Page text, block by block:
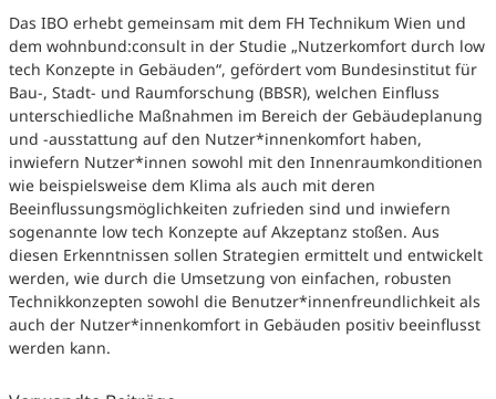
Das IBO erhebt gemeinsam mit dem FH Technikum Wien und
dem wohnbund:consult in der Studie „Nutzerkomfort durch low
tech Konzepte in Gebäuden“, gefördert vom Bundesinstitut für
Bau-, Stadt- und Raumforschung (BBSR), welchen Einfluss
unterschiedliche Maßnahmen im Bereich der Gebäudeplanung
und -ausstattung auf den Nutzer*innenkomfort haben,
inwiefern Nutzer*innen sowohl mit den Innenraumkonditionen
wie beispielsweise dem Klima als auch mit deren
Beeinflussungsmöglichkeiten zufrieden sind und inwiefern
sogenannte low tech Konzepte auf Akzeptanz stoßen. Aus
diesen Erkenntnissen sollen Strategien ermittelt und entwickelt
werden, wie durch die Umsetzung von einfachen, robusten
Technikkonzepten sowohl die Benutzer*innenfreundlichkeit als
auch der Nutzer*innenkomfort in Gebäuden positiv beeinflusst
werden kann.